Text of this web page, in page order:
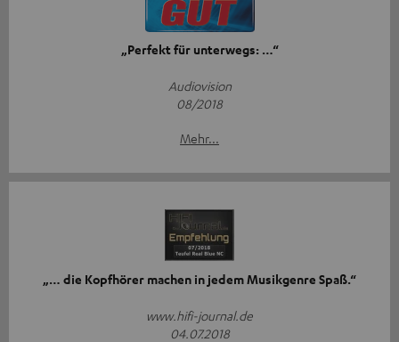
„Perfekt für unterwegs: …“
Audiovision
08/2018
Mehr...
„… die Kopfhörer machen in jedem Musikgenre Spaß.“
www.hifi-journal.de
04.07.2018